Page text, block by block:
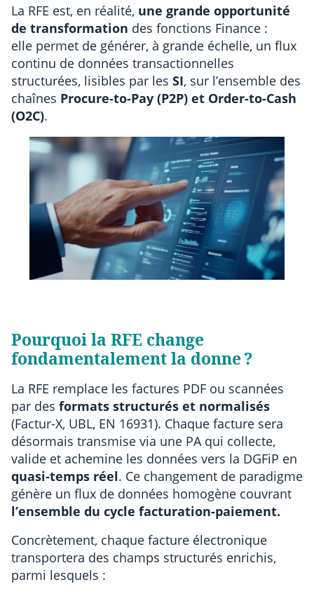
La RFE est, en réalité, une grande opportunité
de transformation des fonctions Finance :
elle permet de générer, à grande échelle, un flux
continu de données transactionnelles
structurées, lisibles par les SI, sur l’ensemble des
chaînes Procure-to-Pay (P2P) et Order-to-Cash
(O2C).
Pourquoi la RFE change
fondamentalement la donne ?
La RFE remplace les factures PDF ou scannées
par des formats structurés et normalisés
(Factur-X, UBL, EN 16931). Chaque facture sera
désormais transmise via une PA qui collecte,
valide et achemine les données vers la DGFiP en
quasi-temps réel. Ce changement de paradigme
génère un flux de données homogène couvrant
l’ensemble du cycle facturation-paiement.
Concrètement, chaque facture électronique
transportera des champs structurés enrichis,
parmi lesquels :